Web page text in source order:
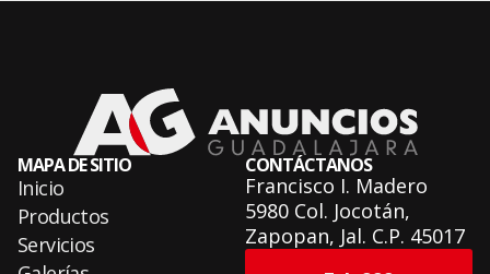
MAPA DE SITIO
Inicio
Productos
Servicios
CONTÁCTANOS
Francisco I. Madero
5980 Col. Jocotán,
Zapopan, Jal. C.P. 45017